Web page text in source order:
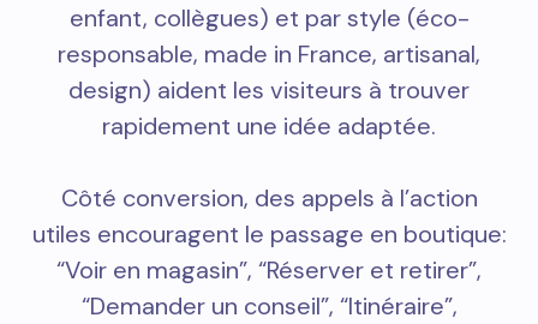
enfant, collègues) et par style (éco-
responsable, made in France, artisanal,
design) aident les visiteurs à trouver
rapidement une idée adaptée.
Côté conversion, des appels à l’action
utiles encouragent le passage en boutique:
“Voir en magasin”, “Réserver et retirer”,
“Demander un conseil”, “Itinéraire”,